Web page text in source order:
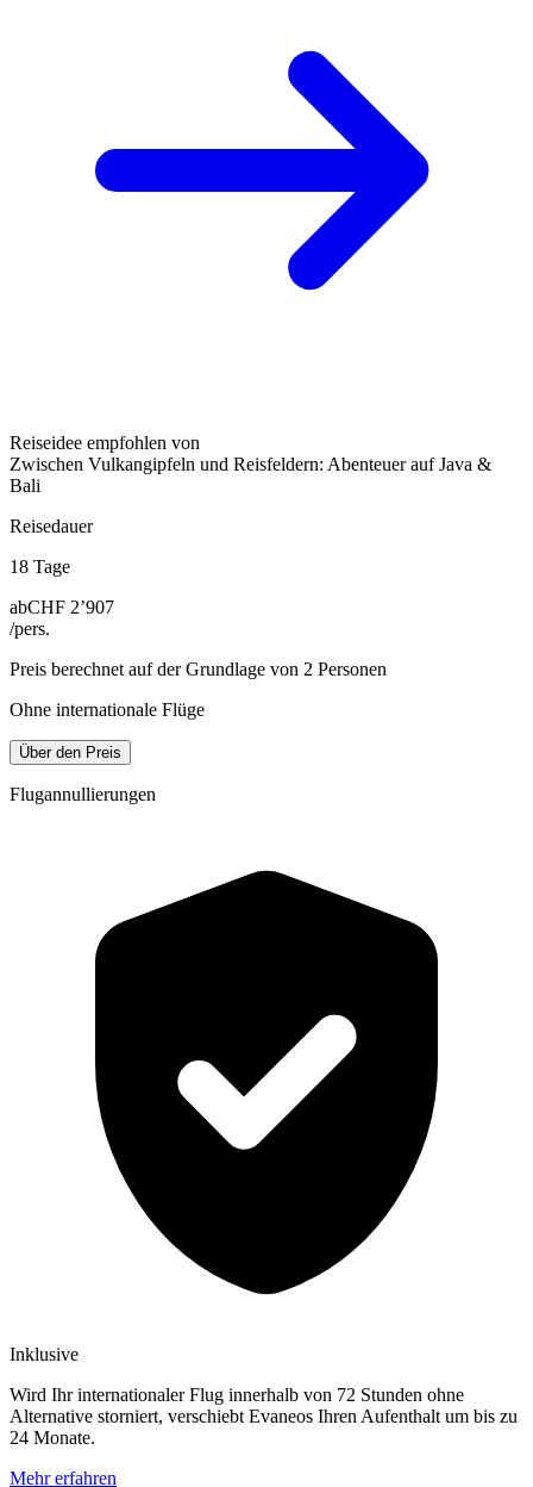
Reiseidee empfohlen von
Zwischen Vulkangipfeln und Reisfeldern: Abenteuer auf Java &
Bali
Reisedauer
18 Tage
abCHF 2’907
/pers.
Preis berechnet auf der Grundlage von 2 Personen
Ohne internationale Flüge
Über den Preis
Flugannullierungen
Inklusive
Wird Ihr internationaler Flug innerhalb von 72 Stunden ohne
Alternative storniert, verschiebt Evaneos Ihren Aufenthalt um bis zu
24 Monate.
Mehr erfahren